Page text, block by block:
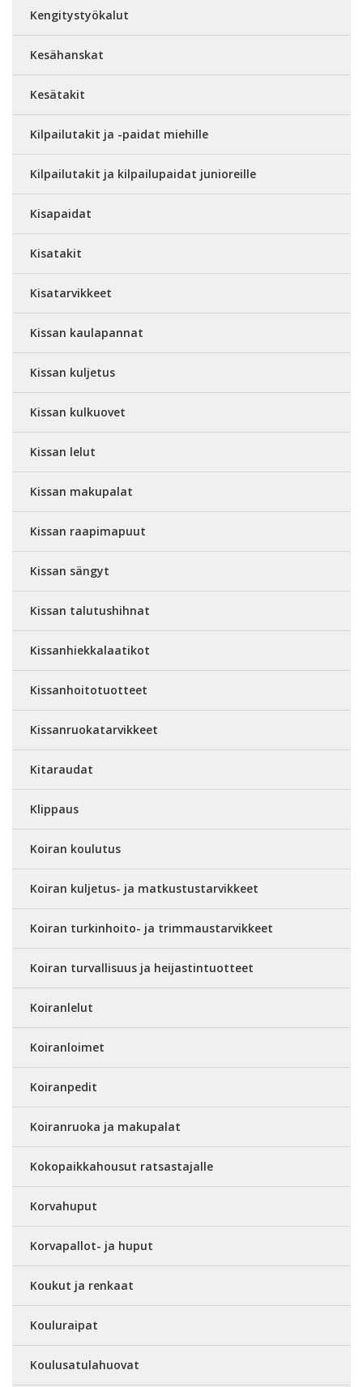
Kengitystyökalut
Kesähanskat
Kesätakit
Kilpailutakit ja -paidat miehille
Kilpailutakit ja kilpailupaidat junioreille
Kisapaidat
Kisatakit
Kisatarvikkeet
Kissan kaulapannat
Kissan kuljetus
Kissan kulkuovet
Kissan lelut
Kissan makupalat
Kissan raapimapuut
Kissan sängyt
Kissan talutushihnat
Kissanhiekkalaatikot
Kissanhoitotuotteet
Kissanruokatarvikkeet
Kitaraudat
Klippaus
Koiran koulutus
Koiran kuljetus- ja matkustustarvikkeet
Koiran turkinhoito- ja trimmaustarvikkeet
Koiran turvallisuus ja heijastintuotteet
Koiranlelut
Koiranloimet
Koiranpedit
Koiranruoka ja makupalat
Kokopaikkahousut ratsastajalle
Korvahuput
Korvapallot- ja huput
Koukut ja renkaat
Kouluraipat
Koulusatulahuovat